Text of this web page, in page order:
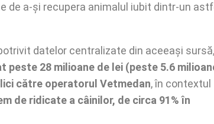
de a-și recupera animalul iubit dintr-un
datelor centralizate din aceeași sursă,
peste 28 milioane de lei (peste 5.6
către operatorul Vetmedan, în contextul
de ridicate a câinilor, de circa 91% în